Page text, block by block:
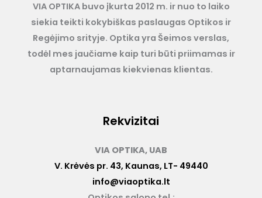
VIA OPTIKA buvo įkurta 2012 m. ir nuo to laiko
siekia teikti kokybiškas paslaugas Optikos ir
Regėjimo srityje. Optika yra Šeimos verslas,
todėl mes jaučiame kaip turi būti priimamas ir
aptarnaujamas kiekvienas klientas.
Rekvizitai
VIA OPTIKA, UAB
V. Krėvės pr. 43, Kaunas, LT- 49440
info@viaoptika.lt